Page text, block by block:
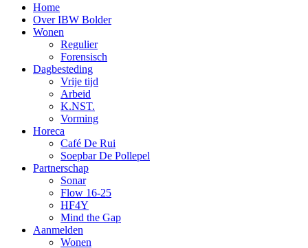
Home
Over IBW Bolder
Wonen
Regulier
Forensisch
Dagbesteding
Vrije tijd
Arbeid
K.NST.
Vorming
Horeca
Café De Rui
Soepbar De Pollepel
Partnerschap
Sonar
Flow 16-25
HF4Y
Mind the Gap
Aanmelden
Wonen